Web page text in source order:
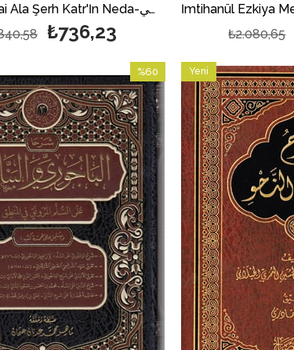
Haşiye Sucai Ala Şerh Katr'İn Neda-حاشية السجاعي و الالوسي
₺736,23 ₺2.080,65
%60
İndirim
%60İndirim
Yeni
Ürün